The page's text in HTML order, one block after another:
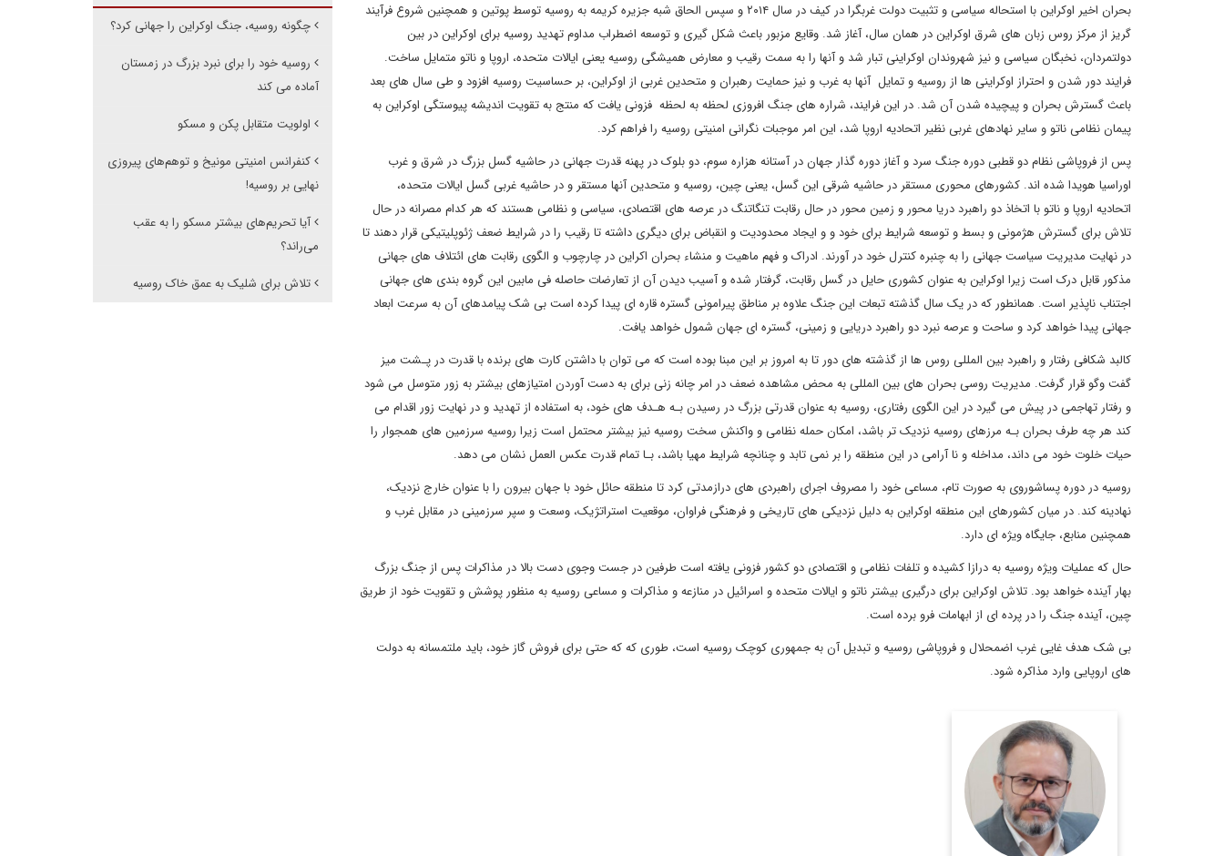
بحران اخیر اوکراین با استحاله سیاسی و تثبیت دولت غربگرا در کیف در سال ۲۰۱۴ و سپس الحاق شبه جزیره کریمه به روسیه توسط پوتین و همچنین شروع فرآیند
گریز از مرکز روس زبان های شرق اوکراین در همان سال، آغاز شد. وقایع مزبور باعث شکل گیری و توسعه اضطراب مداوم تهدید روسیه برای اوکراین در بین
دولتمردان، نخبگان سیاسی و نیز شهروندان اوکراینی تبار شد و آنها را به سمت رقیب و معارض همیشگی روسیه یعنی ایالات متحده، اروپا و ناتو متمایل ساخت.
فرایند دور شدن و احتراز اوکراینی ها از روسیه و تمایل آنها به غرب و نیز حمایت رهبران و متحدین غربی از اوکراین، بر حساسیت روسیه افزود و طی سال های بعد
باعث گسترش بحران و پیچیده شدن آن شد. در این فرایند، شراره های جنگ افروزی لحظه به لحظه فزونی یافت که منتج به تقویت اندیشه پیوستگی اوکراین به
پیمان نظامی ناتو و سایر نهادهای غربی نظیر اتحادیه اروپا شد، این امر موجبات نگرانی امنیتی روسیه را فراهم کرد.
پس از فروپاشی نظام دو قطبی دوره جنگ سرد و آغاز دوره گذار جهان در آستانه هزاره سوم، دو بلوک در پهنه قدرت جهانی در حاشیه گسل بزرگ در شرق و غرب
اوراسیا هویدا شده اند. کشورهای محوری مستقر در حاشیه شرقی این گسل، یعنی چین، روسیه و متحدین آنها مستقر و در حاشیه غربی گسل ایالات متحده،
اتحادیه اروپا و ناتو با اتخاذ دو راهبرد دریا محور و زمین محور در حال رقابت تنگاتنگ در عرصه های اقتصادی، سیاسی و نظامی هستند که هر کدام مصرانه در حال
تلاش برای گسترش هژمونی و بسط و توسعه شرایط برای خود و و ایجاد محدودیت و انقباض برای دیگری داشته تا رقیب را در شرایط ضعف ژئوپلیتیکی قرار دهند تا
در نهایت مدیریت سیاست جهانی را به چنبره کنترل خود در آورند. ادراک و فهم ماهیت و منشاء بحران اکراین در چارچوب و الگوی رقابت های ائتلاف های جهانی
مذکور قابل درک است زیرا اوکراین به عنوان کشوری حایل در گسل رقابت، گرفتار شده و آسیب دیدن آن از تعارضات حاصله فی مابین این گروه بندی های جهانی
اجتناب ناپذیر است. همانطور که در یک سال گذشته تبعات این جنگ علاوه بر مناطق پیرامونی گستره قاره ای پیدا کرده است بی شک پیامدهای آن به سرعت ابعاد
جهانی پیدا خواهد کرد و ساحت و عرصه نبرد دو راهبرد دریایی و زمینی، گستره ای جهان شمول خواهد یافت.
کالبد شکافی رفتار و راهبرد بین المللی روس ها از گذشته های دور تا به امروز بر این مبنا بوده است که می توان با داشتن کارت های برنده با قدرت در پـشت میز
گفت وگو قرار گرفت. مدیریت روسی بحران های بین المللی به محض مشاهده ضعف در امر چانه زنی برای به دست آوردن امتیازهای بیشتر به زور متوسل می شود
و رفتار تهاجمی در پیش می گیرد در این الگوی رفتاری، روسیه به عنوان قدرتی بزرگ در رسیدن بـه هـدف های خود، به استفاده از تهدید و در نهایت زور اقدام می
کند هر چه طرف بحران بـه مرزهای روسیه نزدیک تر باشد، امکان حمله نظامی و واکنش سخت روسیه نیز بیشتر محتمل است زیرا روسیه سرزمین های همجوار را
حیات خلوت خود می داند، مداخله و نا آرامی در این منطقه را بر نمی تابد و چنانچه شرایط مهیا باشد، بـا تمام قدرت عکس العمل نشان می دهد.
روسیه در دوره پساشوروی به صورت تام، مساعی خود را مصروف اجرای راهبردی های درازمدتی کرد تا منطقه حائل خود با جهان بیرون را با عنوان خارج نزدیک،
نهادینه کند. در میان کشورهای این منطقه اوکراین به دلیل نزدیکی های تاریخی و فرهنگی فراوان، موقعیت استراتژیک، وسعت و سپر سرزمینی در مقابل غرب و
همچنین منابع، جایگاه ویژه ای دارد.
حال که عملیات ویژه روسیه به درازا کشیده و تلفات نظامی و اقتصادی دو کشور فزونی یافته است طرفین در جست وجوی دست بالا در مذاکرات پس از جنگ بزرگ
بهار آینده خواهد بود. تلاش اوکراین برای درگیری بیشتر ناتو و ایالات متحده و اسرائیل در منازعه و مذاکرات و مساعی روسیه به منظور پوشش و تقویت خود از طریق
چین، آینده جنگ را در پرده ای از ابهامات فرو برده است.
بی شک هدف غایی غرب اضمحلال و فروپاشی روسیه و تبدیل آن به جمهوری کوچک روسیه است، طوری که که حتی برای فروش گاز خود، باید ملتمسانه به دولت
های اروپایی وارد مذاکره شود.
کارشناس مسائل سیاسی و
بین الملل، روزنامه نگار و
فعال رسانه ای
اطلاعات بیشتر
چگونه روسیه، جنگ اوکراین را جهانی کرد؟
روسیه خود را برای نبرد بزرگ در زمستان
آماده می کند
اولویت متقابل پکن و مسکو
کنفرانس امنیتی مونیخ و توهم‌های پیروزی
نهایی بر روسیه!
آیا تحریم‌های بیشتر مسکو را به عقب
می‌راند؟
تلاش برای شلیک به عمق خاک روسیه